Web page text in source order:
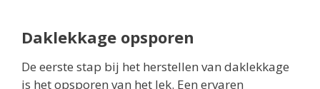
Daklekkage opsporen
De eerste stap bij het herstellen van daklekkage
is het opsporen van het lek. Een ervaren